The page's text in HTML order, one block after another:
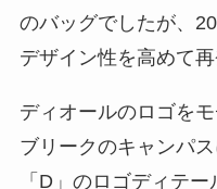
のバッグでしたが、
デザイン性を高めて再
ディオールのロゴを
ブリークのキャンパ
「D」のロゴディテー